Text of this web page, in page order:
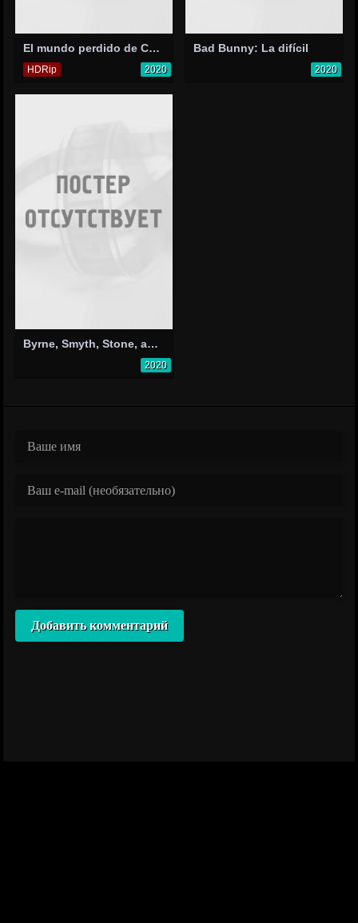
El mundo perdido de Cumbiana
HDRip 2020
Bad Bunny: La difícil
2020
Byrne, Smyth, Stone, and Jenkinson - Lost City Suite
2020
Добавить комментарий